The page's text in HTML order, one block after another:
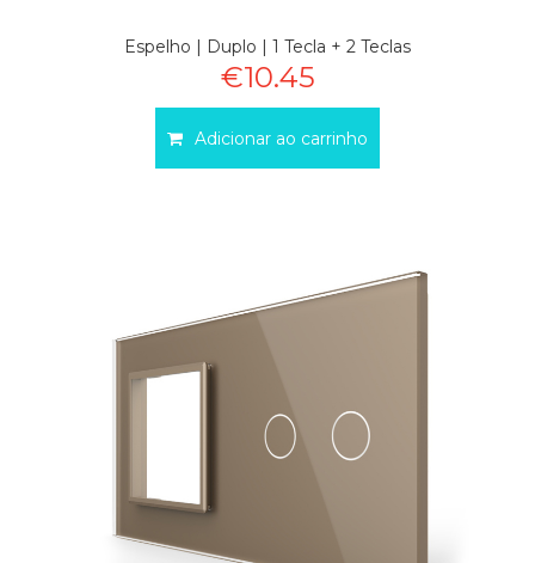
Espelho | Duplo | 1 Tecla + 2 Teclas
€10.45
Adicionar ao carrinho